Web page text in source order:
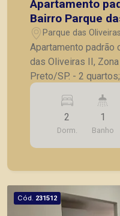
Apartamento
Bairro Parque
Oeste, em
Parque das
Apartamento padrão
das Oliveiras II,
Preto/SP. - 2 quartos; - Banheiro social; - Sala
para 02 ambientes; -
Lavanderia
Piramid tem como
com agilidade e
de imóveis prontos,
2
Dorm.
1
Banho
Cód. 231512